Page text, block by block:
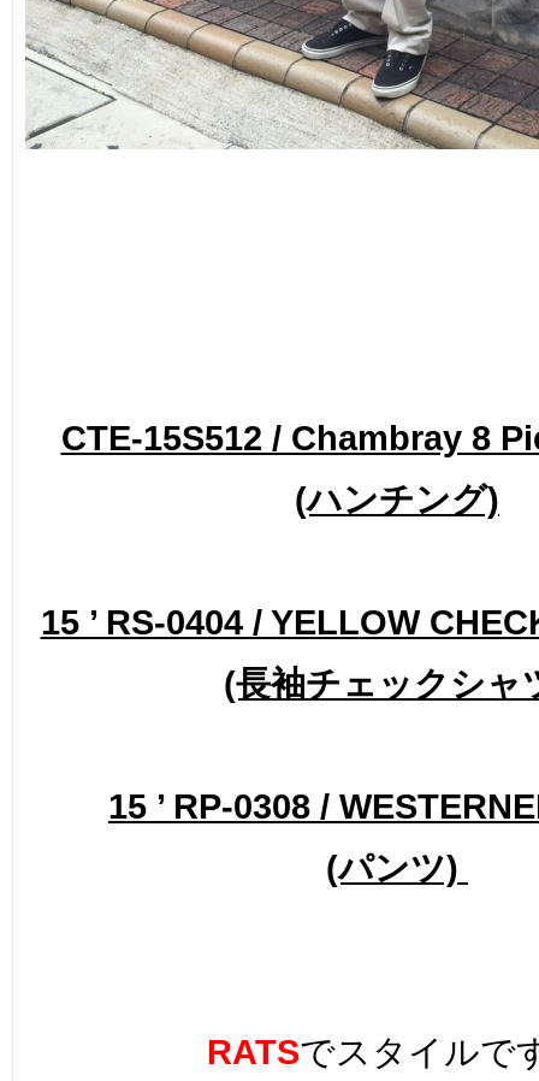
CTE-15S512 / Chambray 8
(ハンチング)
15 ’ RS-0404 / YELLOW
(長袖チェックシャ
15 ’ RP-0308 /
(パンツ)
RATSでスタイルで